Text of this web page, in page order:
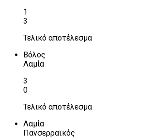
1
3
Τελικό αποτέλεσμα
Βόλος
Λαμία
3
0
Τελικό αποτέλεσμα
Λαμία
Πανσερραϊκός